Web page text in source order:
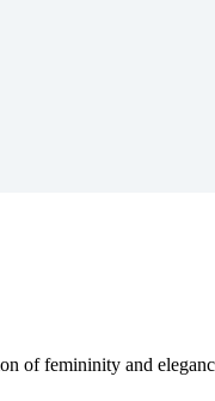
of femininity and